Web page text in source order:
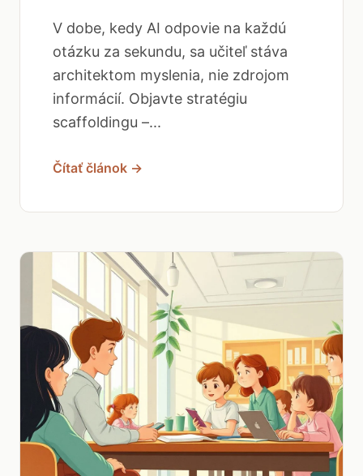
V dobe, kedy AI odpovie na každú
otázku za sekundu, sa učiteľ stáva
architektom myslenia, nie zdrojom
informácií. Objavte stratégiu
scaffoldingu –...
Čítať článok →